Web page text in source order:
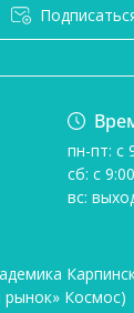
пн-пт: с
сб: с
вс:
Космос)